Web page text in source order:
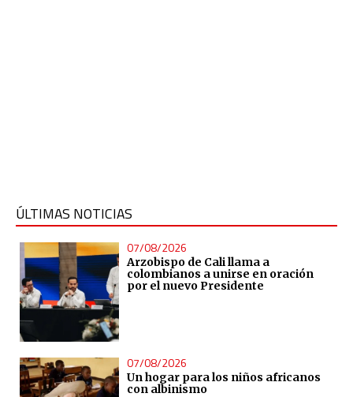
ÚLTIMAS NOTICIAS
07/08/2026
Arzobispo de Cali llama a
colombianos a unirse en oración
por el nuevo Presidente
07/08/2026
Un hogar para los niños africanos
con albinismo